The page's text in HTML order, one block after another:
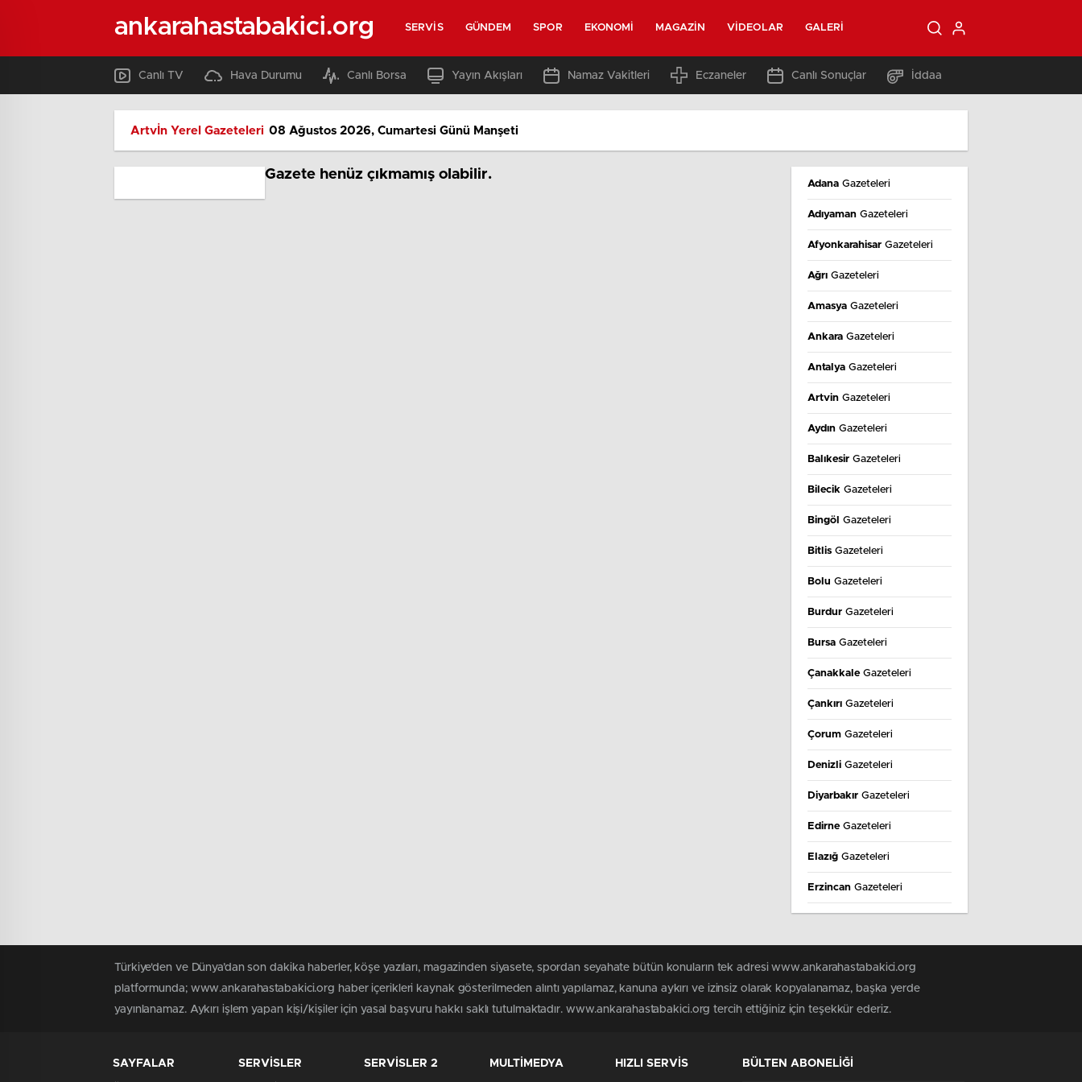
ankarahastabakici.org SERVIS GÜNDEM SPOR EKONOMI MAGAZIN VIDEOLAR GALERI
Canlı TV Hava Durumu Canlı Borsa Yayın Akışları Namaz Vakitleri Eczaneler Canlı Sonuçlar İddaa
Artvİn Yerel Gazeteleri 08 Ağustos 2026, Cumartesi Günü Manşeti
Gazete henüz çıkmamış olabilir.
Adana Gazeteleri
Adıyaman Gazeteleri
Afyonkarahisar Gazeteleri
Ağrı Gazeteleri
Amasya Gazeteleri
Ankara Gazeteleri
Antalya Gazeteleri
Artvin Gazeteleri
Aydın Gazeteleri
Balıkesir Gazeteleri
Bilecik Gazeteleri
Bingöl Gazeteleri
Bitlis Gazeteleri
Bolu Gazeteleri
Burdur Gazeteleri
Bursa Gazeteleri
Çanakkale Gazeteleri
Çankırı Gazeteleri
Çorum Gazeteleri
Denizli Gazeteleri
Diyarbakır Gazeteleri
Edirne Gazeteleri
Elazığ Gazeteleri
Erzincan Gazeteleri
EskişehirGazeteleri
GiresunGazeteleri
Türkiye'den ve Dünya’dan son dakika haberler, köşe yazıları, magazinden siyasete, spordan seyahate bütün konuların tek adresi www.ankarahastabakici.org
platformunda; www.ankarahastabakici.org haber içerikleri kaynak gösterilmeden alıntı yapılamaz, kanuna aykırı ve izinsiz olarak kopyalanamaz, başka yerde
yayınlanamaz. Aykırı işlem yapan kişi/kişiler için yasal başvuru hakkı saklı tutulmaktadır. www.ankarahastabakici.org tercih ettiğiniz için teşekkür ederiz.
SAYFALAR SERVİSLER SERVİSLER 2 MULTİMEDYA HIZLI SERVİS BÜLTEN ABONELİĞİ